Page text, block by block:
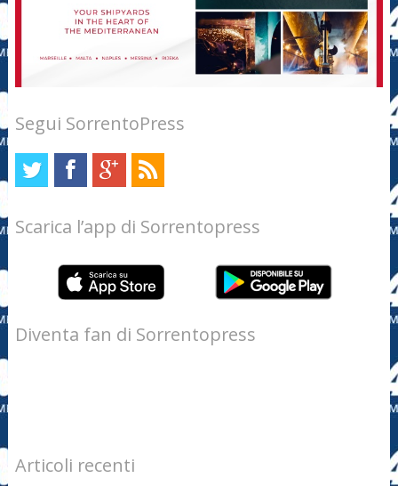
Segui SorrentoPress
Scarica l’app di Sorrentopress
Diventa fan di Sorrentopress
Articoli recenti